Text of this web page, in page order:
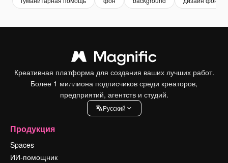
Креативная платформа для создания ваших лучших работ.
Более 1 миллиона подписчиков среди креаторов,
предприятий, агентств и студий.
Pусский
Продукция
Spaces
ИИ-помощник